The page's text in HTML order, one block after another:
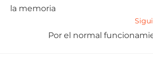
la memoria
Por el normal